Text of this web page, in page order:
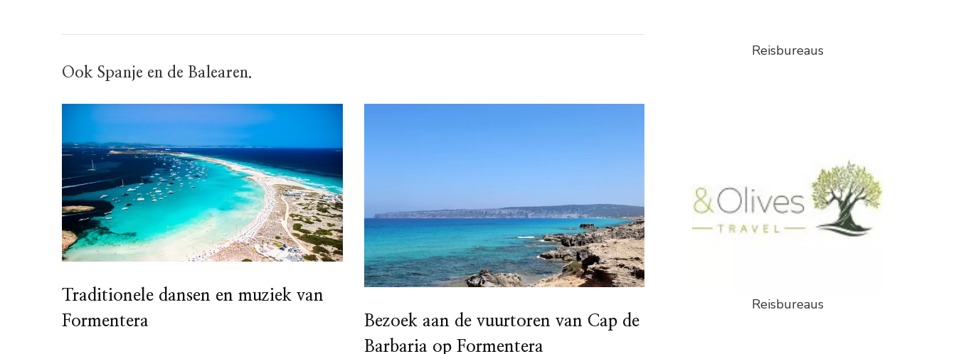
Ook Spanje en de Balearen.
Traditionele dansen en muziek van
Formentera
Bezoek aan de vuurtoren van Cap de
Barbaria op Formentera
Reisbureaus
Reisbureaus